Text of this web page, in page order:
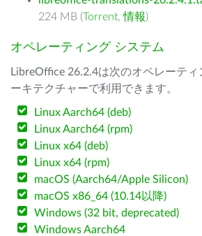
224 MB (Torrent,情報)
オペレーティング システム
LibreOffice 26.2.4は次のオペレーテ
ーキテクチャーで利用できます。
Linux Aarch64 (deb)
Linux Aarch64 (rpm)
Linux x64 (deb)
Linux x64 (rpm)
macOS (Aarch64/Apple Silicon)
macOS x86_64 (10.14以降)
Windows (32 bit, deprecated)
Windows Aarch64